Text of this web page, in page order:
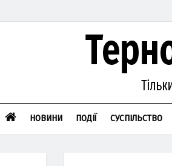
НОВИНИ ПОДІЇ СУСПІЛЬСТВО